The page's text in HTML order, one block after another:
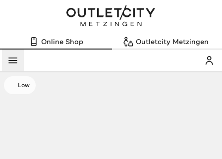
Online Shop Outletcity Metzingen
Menü
Low